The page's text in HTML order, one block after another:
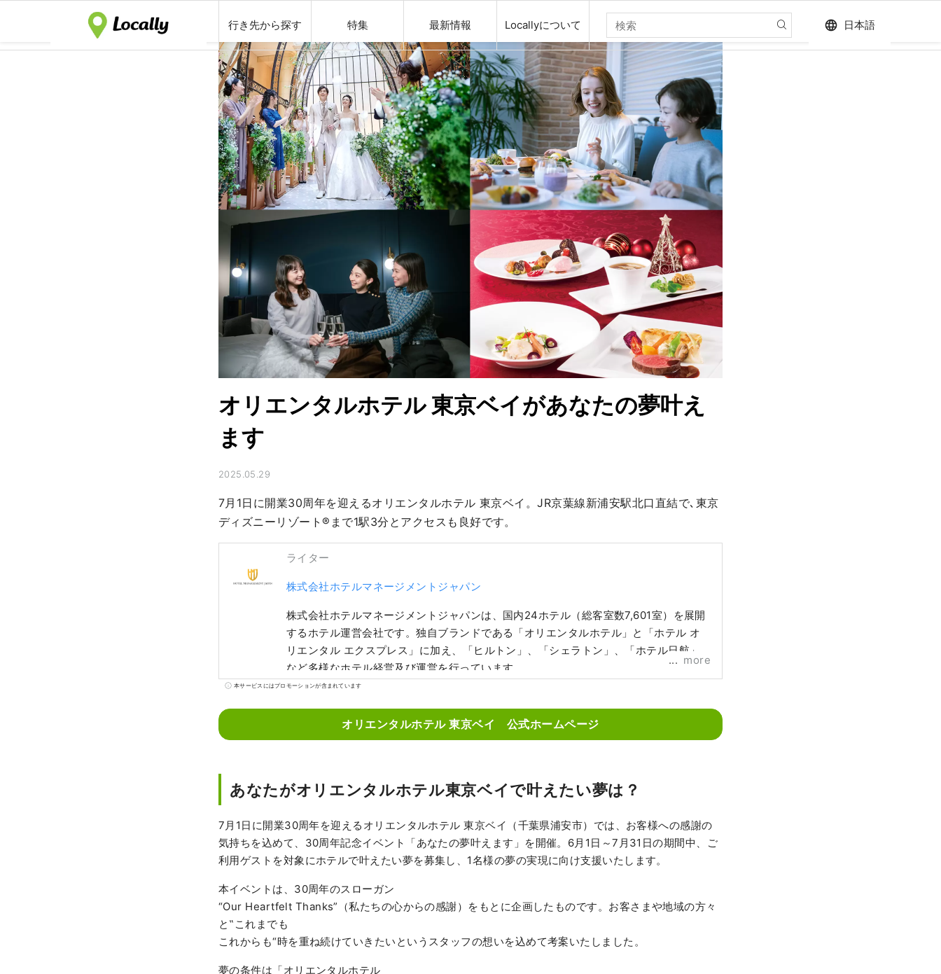
行き先から探す 特集 最新情報 Locallyについて language 日本語
オリエンタルホテル 東京ベイがあなたの夢叶え
ます
2025.05.29
7月1日に開業30周年を迎えるオリエンタルホテル 東京ベイ。JR京葉線新浦安駅北口直結で､東京
ディズニーリゾート®まで1駅3分とアクセスも良好です。
ライター
株式会社ホテルマネージメントジャパン
株式会社ホテルマネージメントジャパンは、国内24ホテル（総客室数7,601室）を展開
するホテル運営会社です。独自ブランドである「オリエンタルホテル」と「ホテル オ
リエンタル エクスプレス」に加え、「ヒルトン」、「シェラトン」、「ホテル日航」
など多様なホテル経営及び運営を行っています。
more
本サービスにはプロモーションが含まれています
オリエンタルホテル 東京ベイ 公式ホームページ
あなたがオリエンタルホテル東京ベイで叶えたい夢は？
7月1日に開業30周年を迎えるオリエンタルホテル 東京ベイ（千葉県浦安市）では、お客様への感謝の
気持ちを込めて、30周年記念イベント「あなたの夢叶えます」を開催。6月1日～7月31日の期間中、ご
利用ゲストを対象にホテルで叶えたい夢を募集し、1名様の夢の実現に向け支援いたします。
本イベントは、30周年のスローガン
“Our Heartfelt Thanks”（私たちの心からの感謝）をもとに企画したものです。お客さまや地域の方々
と‟これまでも
これからも“時を重ね続けていきたいというスタッフの想いを込めて考案いたしました。
夢の条件は「オリエンタルホテル